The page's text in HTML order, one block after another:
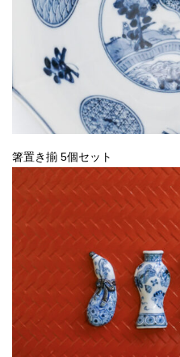
箸置き揃 5個セット